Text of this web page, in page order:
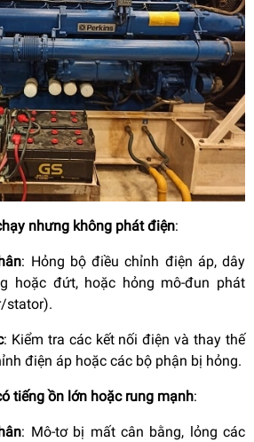
nhưng không phát điện:
: Hỏng bộ điều chỉnh điện áp, dây
hoặc đứt, hoặc hỏng mô-đun phát
stator).
: Kiểm tra các kết nối điện và thay thế
điện áp hoặc các bộ phận bị hỏng.
tiếng ồn lớn hoặc rung mạnh:
: Mô-tơ bị mất cân bằng, lỏng các